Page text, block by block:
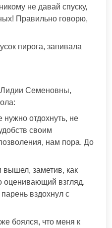
не давай спуску,
Правильно говорю,
пирога, запивала
Семеновны,
отдохнуть, не
своим
нам пора. До
заметив, как
оценивающий взгляд.
вздохнул с
боялся, что меня к